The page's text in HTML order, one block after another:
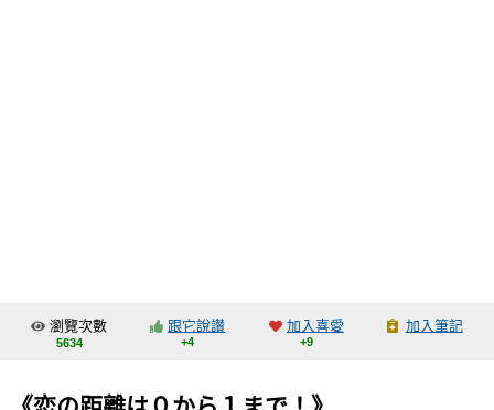
交流中心
瀏覽次數
5634
跟它說讚
+4
加入喜愛
+9
加入筆記